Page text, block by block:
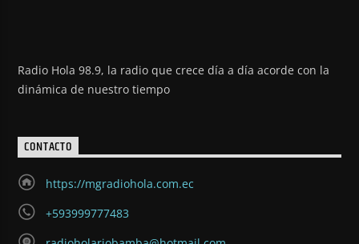
Radio Hola 98.9, la radio que crece día a día acorde con la
dinámica de nuestro tiempo
CONTACTO
https://mgradiohola.com.ec
+593999777483